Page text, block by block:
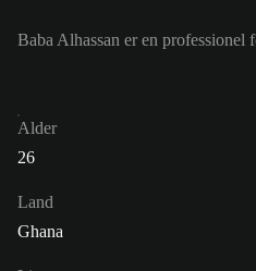
Baba Alhassan er en
Alder
26
Land
Ghana